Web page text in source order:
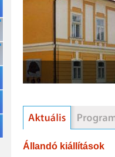
Állandó kiállítások